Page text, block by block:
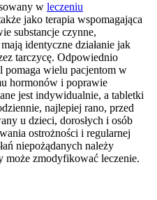
w leczeniu
jako terapia wspomagająca
substancje czynne,
identyczne działanie jak
tarczycę. Odpowiednio
pomaga wielu pacjentom w
hormonów i poprawie
jest indywidualnie, a tabletki
najlepiej rano, przed
u dzieci, dorosłych i osób
ostrożności i regularnej
niepożądanych należy
może zmodyfikować leczenie.